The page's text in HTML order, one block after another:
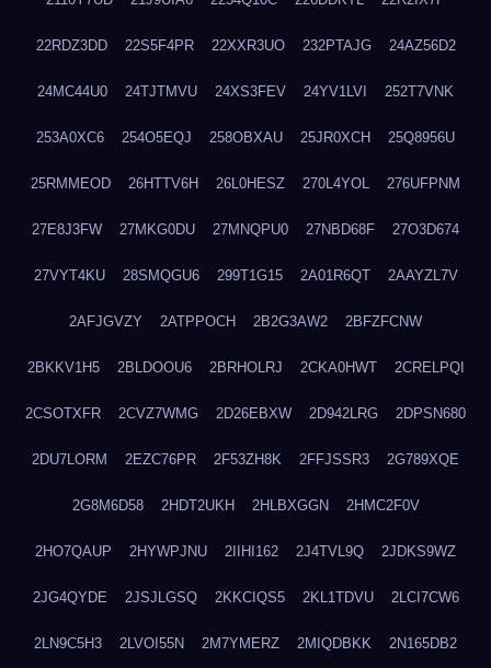
22RDZ3DD 22S5F4PR 22XXR3UO 232PTAJG 24AZ56D2
24MC44U0 24TJTMVU 24XS3FEV 24YV1LVI 252T7VNK
253A0XC6 254O5EQJ 258OBXAU 25JR0XCH 25Q8956U
25RMMEOD 26HTTV6H 26L0HESZ 270L4YOL 276UFPNM
27E8J3FW 27MKG0DU 27MNQPU0 27NBD68F 27O3D674
27VYT4KU 28SMQGU6 299T1G15 2A01R6QT 2AAYZL7V
2AFJGVZY 2ATPPOCH 2B2G3AW2 2BFZFCNW
2BKKV1H5 2BLDOOU6 2BRHOLRJ 2CKA0HWT 2CRELPQI
2CSOTXFR 2CVZ7WMG 2D26EBXW 2D942LRG 2DPSN680
2DU7LORM 2EZC76PR 2F53ZH8K 2FFJSSR3 2G789XQE
2G8M6D58 2HDT2UKH 2HLBXGGN 2HMC2F0V
2HO7QAUP 2HYWPJNU 2IIHI162 2J4TVL9Q 2JDKS9WZ
2JG4QYDE 2JSJLGSQ 2KKCIQS5 2KL1TDVU 2LCI7CW6
2LN9C5H3 2LVOI55N 2M7YMERZ 2MIQDBKK 2N165DB2